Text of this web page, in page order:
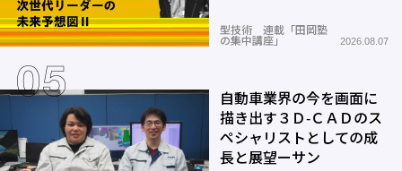
型技術 連載「田岡塾
の集中講座」
2026.08.07
自動車業界の今を画面に
描き出す３Ｄ-ＣＡＤのス
ペシャリストとしての成
長と展望ーサン